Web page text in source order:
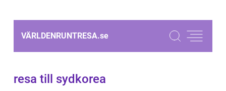
VÄRLDENRUNTRESA.se
resa till sydkorea